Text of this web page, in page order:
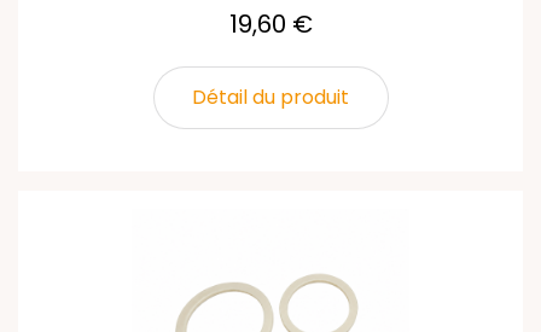
19,60 €
Détail du produit